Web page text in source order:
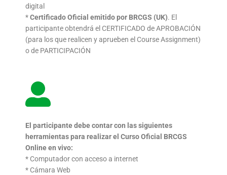
digital
*Certificado Oficial emitido por BRCGS (UK). El
participanteobtendrá el CERTIFICADO de APROBACIÓN
(para los que realicen y aprueben el Course Assignment)
o de PARTICIPACIÓN
El participante debe contar con las siguientes
herramientaspara realizar el Curso Oficial BRCGS
Online en vivo:
* Computador con acceso a internet
* Cámara Web